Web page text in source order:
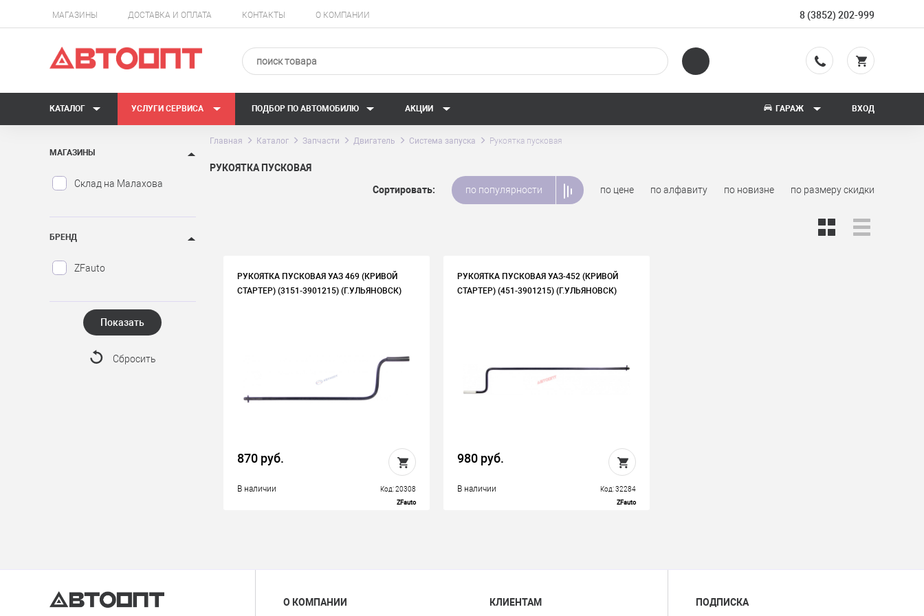
МАГАЗИНЫ ДОСТАВКА И ОПЛАТА КОНТАКТЫ О КОМПАНИИ 8 (3852) 202-999
КАТАЛОГ УСЛУГИ СЕРВИСА ПОДБОР ПО АВТОМОБИЛЮ АКЦИИ ГАРАЖ ВХОД
МАГАЗИНЫ
Склад на Малахова
БРЕНД
ZFauto
Показать
Сбросить
Главная Каталог Запчасти Двигатель Система запуска Рукоятка пусковая
РУКОЯТКА ПУСКОВАЯ
Сортировать:
по популярности по цене по алфавиту по новизне по размеру скидки
РУКОЯТКА ПУСКОВАЯ УАЗ 469 (КРИВОЙ
СТАРТЕР) (3151-3901215) (Г.УЛЬЯНОВСК)
870 руб.
В наличии Код: 20308
ZFauto
РУКОЯТКА ПУСКОВАЯ УАЗ-452 (КРИВОЙ
СТАРТЕР) (451-3901215) (Г.УЛЬЯНОВСК)
980 руб.
В наличии Код: 32284
ZFauto
О КОМПАНИИ КЛИЕНТАМ ПОДПИСКА